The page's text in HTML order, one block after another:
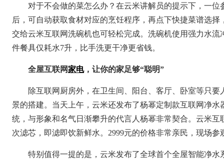
对于不会做的菜怎么办？在云米讲解员的提示下，一
后，可自动获取食材对应的烹饪程序，再点下快捷菜谱选
交给云米互联网洗碗机也可轻松完成。洗碗机使用强力水
件餐具仅耗水7升，比手洗更干净更省钱。
全屋互联网家电，让你的家足够“聪明”
除互联网厨房外，在卫生间、阳台、客厅、卧室等只
景的搭建。当天上午，云米还发布了杨幂定制款互联网净
统，与形象和名气日渐攀升的代言人杨幂非常契合。云米
次滤芯，即滤即饮新鲜水。2999元的价格非常亲民，现场
特别值得一提的是，云米发布了全球首个全屋智能净